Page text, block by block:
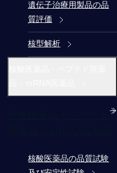
遺伝子治療用製品の品
質評価
核型解析
核酸医薬品の品質試験